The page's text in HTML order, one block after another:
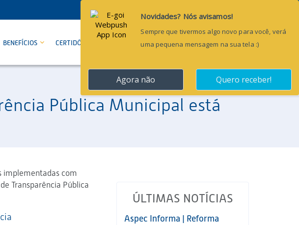
BENEFÍCIOS CERTIDÕES CONTATO Pesquisar...
Pública Municipal está
implementadas com
Transparência Pública
ÚLTIMAS NOTÍCIAS
Aspec Informa | Reforma